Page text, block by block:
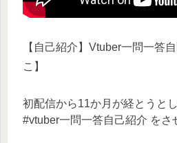
【自己紹介】Vtuber一問一答
こ】
初配信から11か月が経とうと
#vtuber一問一答自己紹介 をさ